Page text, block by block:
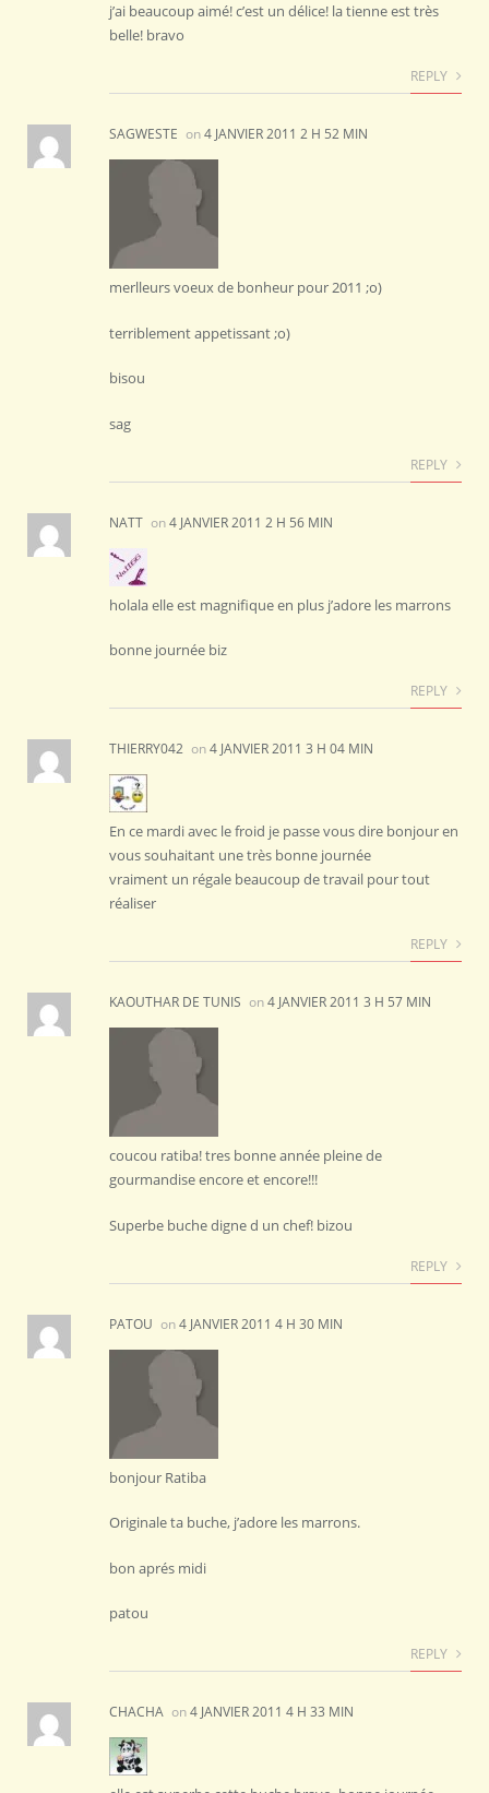
j’ai beaucoup aimé! c’est un délice! la tienne est très
belle! bravo
REPLY
SAGWESTE on4 JANVIER 2011 2 H 52 MIN
merlleurs voeux de bonheur pour 2011 ;o)
terriblement appetissant ;o)
bisou
sag
REPLY
NATT on4 JANVIER 2011 2 H 56 MIN
holala elle est magnifique en plus j’adore les marrons
bonne journée biz
REPLY
THIERRY042 on4 JANVIER 2011 3 H 04 MIN
En ce mardi avec le froid je passe vous dire bonjour en
vous souhaitant une très bonne journée
vraiment un régale beaucoup de travail pour tout
réaliser
REPLY
KAOUTHAR DE TUNIS on4 JANVIER 2011 3 H 57 MIN
coucou ratiba! tres bonne année pleine de
gourmandise encore et encore!!!
Superbe buche digne d un chef! bizou
REPLY
PATOU on4 JANVIER 2011 4 H 30 MIN
bonjour Ratiba
Originale ta buche, j’adore les marrons.
bon aprés midi
patou
REPLY
CHACHA on4 JANVIER 2011 4 H 33 MIN